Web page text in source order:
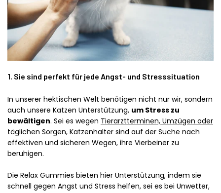
1. Sie sind perfekt für jede Angst- und Stresssituation
In unserer hektischen Welt benötigen nicht nur wir, sondern
auch unsere Katzen Unterstützung, um Stress zu
bewältigen. Sei es wegen Tierarztterminen, Umzügen oder
täglichen Sorgen, Katzenhalter sind auf der Suche nach
effektiven und sicheren Wegen, ihre Vierbeiner zu
beruhigen.
Die Relax Gummies bieten hier Unterstützung, indem sie
schnell gegen Angst und Stress helfen, sei es bei Unwetter,